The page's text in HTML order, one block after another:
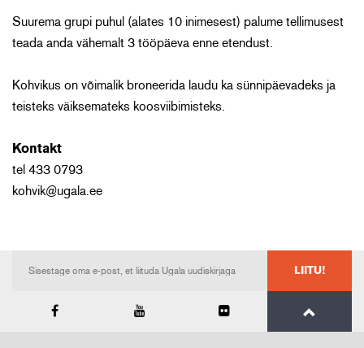
Suurema grupi puhul (alates 10 inimesest) palume tellimusest
teada anda vähemalt 3 tööpäeva enne etendust.
Kohvikus on võimalik broneerida laudu ka sünnipäevadeks ja
teisteks väiksemateks koosviibimisteks.
Kontakt
tel 433 0793
kohvik@ugala.ee
LIITU!